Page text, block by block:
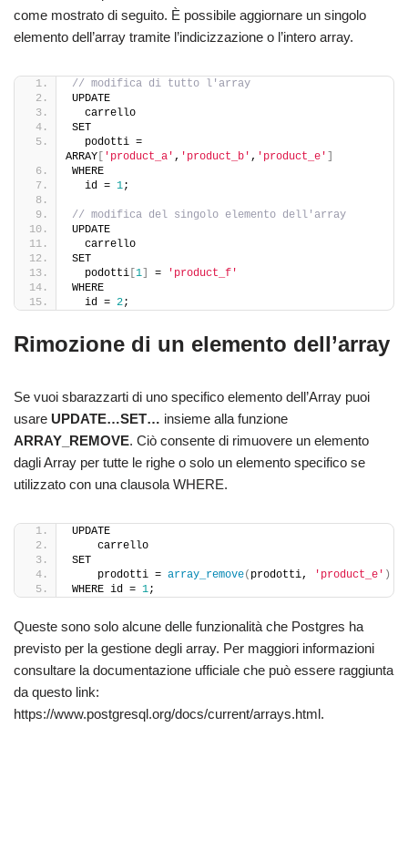
come mostrato di seguito. È possibile aggiornare un singolo
elemento dell’array tramite l’indicizzazione o l’intero array.
// modifica di tutto l'array
UPDATE
  carrello
SET
  podotti =
ARRAY
'product_a' , 'product_b' , 'product_e'
WHERE
  id =
1;
// modifica del singolo elemento dell'array
UPDATE
  carrello
SET
  podotti
1 =
'product_f'
WHERE
  id =
2;
Rimozione di un elemento dell’array
Se vuoi sbarazzarti di uno specifico elemento dell’Array puoi
usare UPDATE…SET… insieme alla funzione
ARRAY_REMOVE. Ciò consente di rimuovere un elemento
dagli Array per tutte le righe o solo un elemento specifico se
utilizzato con una clausola WHERE.
UPDATE
    carrello
SET
    prodotti =
array_remove( prodotti, 'product_e' )
WHERE id = 1;
Queste sono solo alcune delle funzionalità che Postgres ha
previsto per la gestione degli array. Per maggiori informazioni
consultare la documentazione ufficiale che può essere raggiunta
da questo link:
https://www.postgresql.org/docs/current/arrays.html.